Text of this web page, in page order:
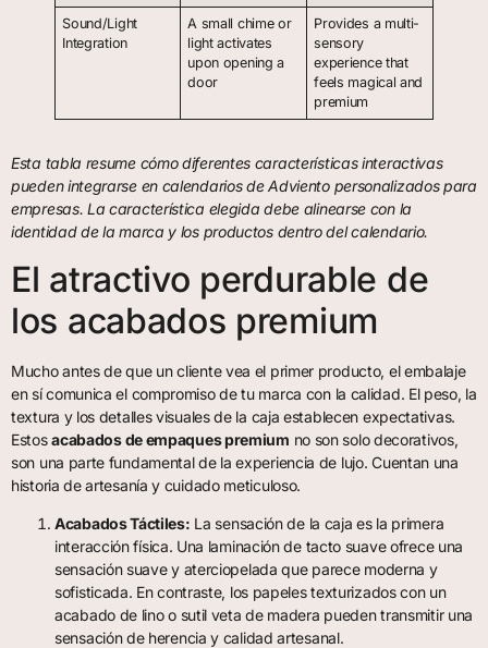
Sound/Light
Integration
A small chime or
light activates
upon opening a
door
Provides a multi-
sensory
experience that
feels magical and
premium
Esta tabla resume cómo diferentes características interactivas
pueden integrarse en calendarios de Adviento personalizados para
empresas. La característica elegida debe alinearse con la
identidad de la marca y los productos dentro del calendario.
El atractivo perdurable de
los acabados premium
Mucho antes de que un cliente vea el primer producto, el embalaje
en sí comunica el compromiso de tu marca con la calidad. El peso, la
textura y los detalles visuales de la caja establecen expectativas.
Estosacabados de empaques premium no son solo decorativos,
son una parte fundamental de la experiencia de lujo. Cuentan una
historia de artesanía y cuidado meticuloso.
Acabados Táctiles: La sensación de la caja es la primera
interacción física. Una laminación de tacto suave ofrece una
sensación suave y aterciopelada que parece moderna y
sofisticada. En contraste, los papeles texturizados con un
acabado de lino o sutil veta de madera pueden transmitir una
sensación de herencia y calidad artesanal.